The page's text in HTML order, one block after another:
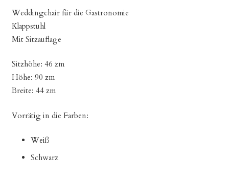
Weddingchair für die Gastronomie
Klappstuhl
Mit Sitzauflage
Sitzhöhe: 46 zm
Höhe: 90 zm
Breite: 44 zm
Vorrätig in die Farben:
Weiß
Schwarz